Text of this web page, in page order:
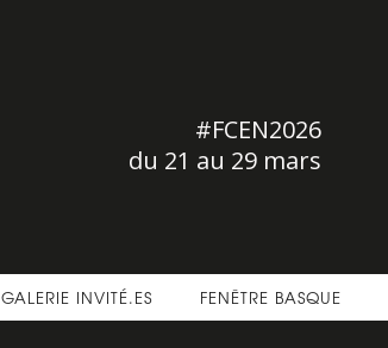
#FCEN2026
du 21 au 29 mars
GALERIE INVITÉ.ES FENÊTRE BASQUE